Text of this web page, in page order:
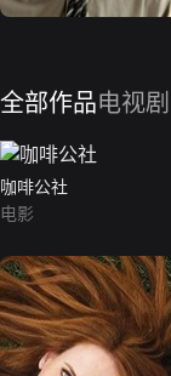
全部作品电视剧
咖啡公社
电影